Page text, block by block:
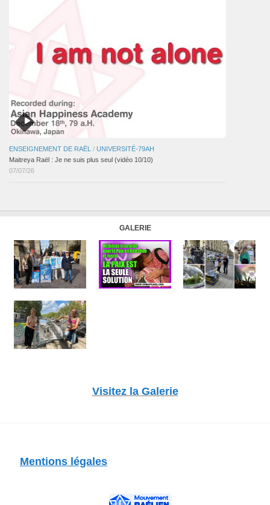
ENSEIGNEMENT DE RAËL / UNIVERSITÉ-79AH
Maitreya Raël : Je ne suis plus seul (vidéo 10/10)
07/07/26
GALERIE
Visitez la Galerie
Mentions légales